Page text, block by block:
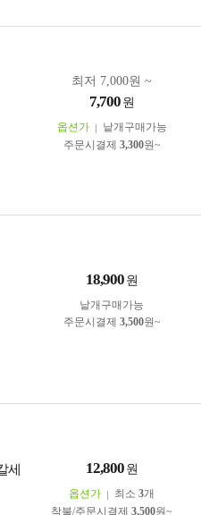
최저 7,000원 ~
7,700 원
옵션가
낱개구매가능
주문시결제 3,300원~
18,900 원
낱개구매가능
주문시결제 3,500원~
세
12,800 원
옵션가 최소 3개
착불/주문시결제 3,500원~